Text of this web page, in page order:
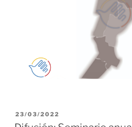
PUBLICADO
EL
23/03/2022